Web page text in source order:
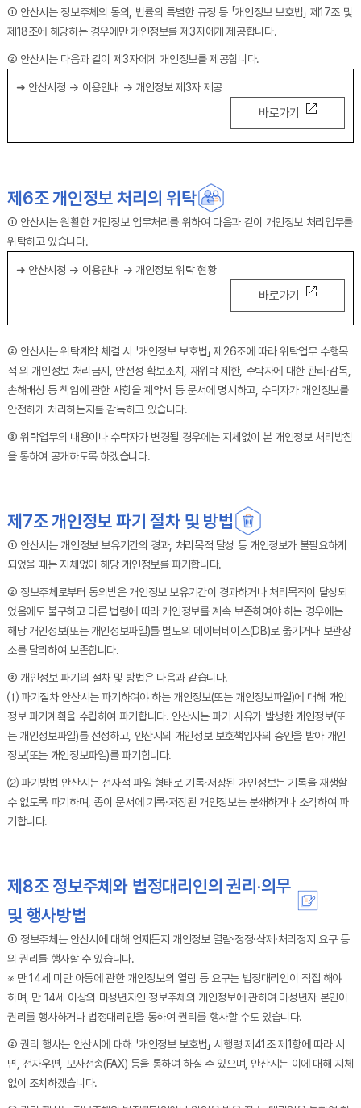
① 안산시는 정보주체의 동의, 법률의 특별한 규정 등 「개인정보 보호법」 제17조 및
제18조에 해당하는 경우에만 개인정보를 제3자에게 제공합니다.
② 안산시는 다음과 같이 제3자에게 개인정보를 제공합니다.
➜ 안산시청 → 이용안내 → 개인정보 제3자 제공
바로가기
제6조 개인정보 처리의 위탁
① 안산시는 원활한 개인정보 업무처리를 위하여 다음과 같이 개인정보 처리업무를
위탁하고 있습니다.
➜ 안산시청 → 이용안내 → 개인정보 위탁 현황
바로가기
② 안산시는 위탁계약 체결 시 「개인정보 보호법」 제26조에 따라 위탁업무 수행목
적 외 개인정보 처리금지, 안전성 확보조치, 재위탁 제한, 수탁자에 대한 관리·감독,
손해배상 등 책임에 관한 사항을 계약서 등 문서에 명시하고, 수탁자가 개인정보를
안전하게 처리하는지를 감독하고 있습니다.
③ 위탁업무의 내용이나 수탁자가 변경될 경우에는 지체없이 본 개인정보 처리방침
을 통하여 공개하도록 하겠습니다.
제7조 개인정보 파기 절차 및 방법
① 안산시는 개인정보 보유기간의 경과, 처리목적 달성 등 개인정보가 불필요하게
되었을 때는 지체없이 해당 개인정보를 파기합니다.
② 정보주체로부터 동의받은 개인정보 보유기간이 경과하거나 처리목적이 달성되
었음에도 불구하고 다른 법령에 따라 개인정보를 계속 보존하여야 하는 경우에는
해당 개인정보(또는 개인정보파일)를 별도의 데이터베이스(DB)로 옮기거나 보관장
소를 달리하여 보존합니다.
③ 개인정보 파기의 절차 및 방법은 다음과 같습니다.
⑴ 파기절차 안산시는 파기하여야 하는 개인정보(또는 개인정보파일)에 대해 개인
정보 파기계획을 수립하여 파기합니다. 안산시는 파기 사유가 발생한 개인정보(또
는 개인정보파일)를 선정하고, 안산시의 개인정보 보호책임자의 승인을 받아 개인
정보(또는 개인정보파일)를 파기합니다.
⑵ 파기방법 안산시는 전자적 파일 형태로 기록·저장된 개인정보는 기록을 재생할
수 없도록 파기하며, 종이 문서에 기록·저장된 개인정보는 분쇄하거나 소각하여 파
기합니다.
제8조 정보주체와 법정대리인의 권리·의무
및 행사방법
① 정보주체는 안산시에 대해 언제든지 개인정보 열람·정정·삭제·처리정지 요구 등
의 권리를 행사할 수 있습니다.
※ 만 14세 미만 아동에 관한 개인정보의 열람 등 요구는 법정대리인이 직접 해야
하며, 만 14세 이상의 미성년자인 정보주체의 개인정보에 관하여 미성년자 본인이
권리를 행사하거나 법정대리인을 통하여 권리를 행사할 수도 있습니다.
② 권리 행사는 안산시에 대해 「개인정보 보호법」 시행령 제41조 제1항에 따라 서
면, 전자우편, 모사전송(FAX) 등을 통하여 하실 수 있으며, 안산시는 이에 대해 지체
없이 조치하겠습니다.